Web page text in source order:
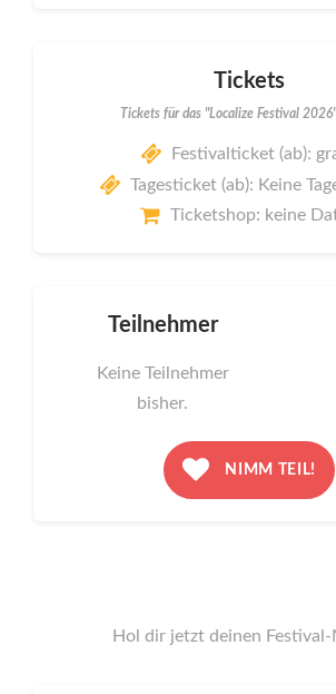
Tickets
Tickets für das "Localize Festival
Festivalticket (ab):
Tagesticket (ab): Keine
Ticketshop: keine
Teilnehmer
Keine Teilnehmer
bisher.
NIMM TEIL!
Hol dir jetzt deinen